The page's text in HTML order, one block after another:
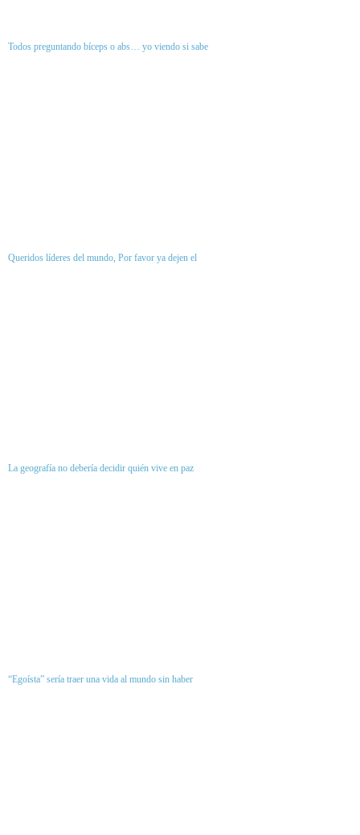
Todos preguntando bíceps o abs… yo viendo si sabe
Queridos líderes del mundo, Por favor ya dejen el
La geografía no debería decidir quién vive en paz
“Egoísta” sería traer una vida al mundo sin haber